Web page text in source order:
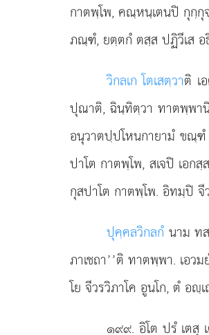
กาตพฺโพ, คณฺหนฺเตนปิ กุกฺกุ
ภณฺฑํ, ยตฺตกํ ตสฺส ปฏิวีเส อ
วิกลเก โตเสตฺวาติ เ
ปุณาติ, ฉินฺทิตฺวา ทาตพฺพา
อนุวาตปฺปโหนกายามํ ขณฺฑํ
ปาโต กาตพฺโพ, สเจปิ เอก
กุสปาโต กาตพฺโพ. อิทมฺปิ
ปุคฺคลวิกลกํ นาม ท
ภาเชถา’’ติ ทาตพฺพา. เอ
โย จีวรวิภาโค อูนโก, ตํ อ
๑๙๙. อิโต ปรํ เตสุ